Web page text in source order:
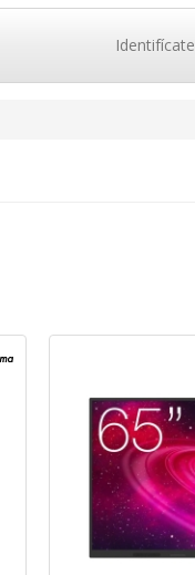
Identifícate